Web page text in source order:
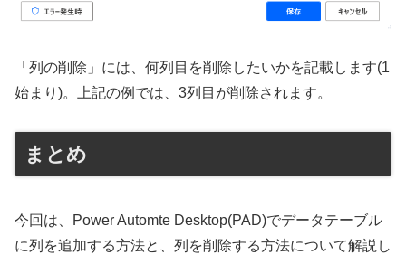
「列の削除」には、何列目を削除したいかを記載します(1
始まり)。上記の例では、3列目が削除されます。
まとめ
今回は、Power Automte Desktop(PAD)でデータテーブル
に列を追加する方法と、列を削除する方法について解説し